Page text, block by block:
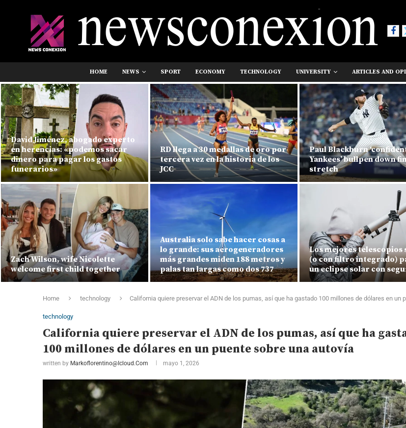
HOME NEWS SPORT ECONOMY TECHNOLOGY UNIVERSITY ARTICLES AND
David Jiménez, abogado experto
en herencias: «podemos sacar
dinero para pagar los gastos
funerarios»
Zach Wilson, wife Nicolette
welcome first child together
RD llega a 30 medallas de oro por
tercera vez en la historia de los
JCC
Australia solo sabe hacer cosas a
lo grande: sus aerogeneradores
más grandes miden 188 metros y
palas tan largas como dos 737
Paul Blackburn
Yankees’ bullpen down
stretch
Los mejores telescopios
(o con filtro integrado)
un eclipse solar con
Home technology California quiere preservar el ADN de los pumas, así que ha gastado 100 millones de dólares en un
technology
California quiere preservar el ADN de los pumas, así que ha
100 millones de dólares en un puente sobre una autovía
written by Markoflorentino@icloud.com mayo 1, 2026